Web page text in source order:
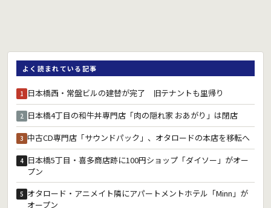
よく読まれている記事
1 日本橋西・常盤ビルの建替が完了 旧テナントも里帰り
2 日本橋4丁目の和牛丼専門店「肉の隠れ家 おあがり」は閉店
3 中古CD専門店「サウンドパック」、オタロードの本店を移転へ
4 日本橋5丁目・喜多商店跡に100円ショップ「ダイソー」がオー
プン
5 オタロード・アニメイト隣にアパートメントホテル「Minn」が
オープン